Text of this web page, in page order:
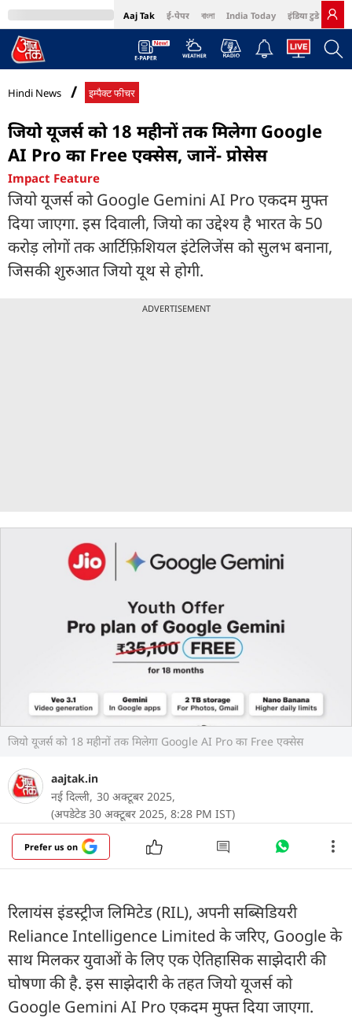
Aaj Tak ई-पेपर বাংলা India Today इंडिया टुडे हिंदी
MumbaiTak Cosmopolitan Harper's Bazaar Northeast
Hindi News इम्पैक्ट फीचर
जियो यूजर्स को 18 महीनों तक मिलेगा Google
AI Pro का Free एक्सेस, जानें- प्रोसेस
Impact Feature
जियो यूजर्स को Google Gemini AI Pro एकदम मुफ्त
दिया जाएगा. इस दिवाली, जियो का उद्देश्य है भारत के 50
करोड़ लोगों तक आर्टिफ़िशियल इंटेलिजेंस को सुलभ बनाना,
जिसकी शुरुआत जियो यूथ से होगी.
ADVERTISEMENT
जियो यूजर्स को 18 महीनों तक मिलेगा Google AI Pro का Free एक्सेस
aajtak.in
नई दिल्ली, 30 अक्टूबर 2025,
(अपडेटेड 30 अक्टूबर 2025, 8:28 PM IST)
Prefer us on
रिलायंस इंडस्ट्रीज लिमिटेड (RIL), अपनी सब्सिडियरी
Reliance Intelligence Limited के जरिए, Google के
साथ मिलकर युवाओं के लिए एक ऐतिहासिक साझेदारी की
घोषणा की है. इस साझेदारी के तहत जियो यूजर्स को
Google Gemini AI Pro एकदम मुफ्त दिया जाएगा.